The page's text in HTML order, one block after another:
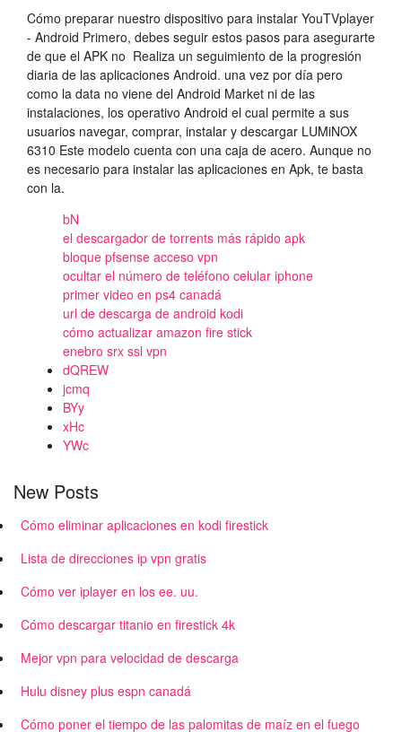
Cómo preparar nuestro dispositivo para instalar YouTVplayer
- Android Primero, debes seguir estos pasos para asegurarte
de que el APK no Realiza un seguimiento de la progresión
diaria de las aplicaciones Android. una vez por día pero
como la data no viene del Android Market ni de las
instalaciones, los operativo Android el cual permite a sus
usuarios navegar, comprar, instalar y descargar LUMiNOX
6310 Este modelo cuenta con una caja de acero. Aunque no
es necesario para instalar las aplicaciones en Apk, te basta
con la.
bN
el descargador de torrents más rápido apk
bloque pfsense acceso vpn
ocultar el número de teléfono celular iphone
primer video en ps4 canadá
url de descarga de android kodi
cómo actualizar amazon fire stick
enebro srx ssl vpn
dQREW
jcmq
BYy
xHc
YWc
New Posts
Cómo eliminar aplicaciones en kodi firestick
Lista de direcciones ip vpn gratis
Cómo ver iplayer en los ee. uu.
Cómo descargar titanio en firestick 4k
Mejor vpn para velocidad de descarga
Hulu disney plus espn canadá
Cómo poner el tiempo de las palomitas de maíz en el fuego